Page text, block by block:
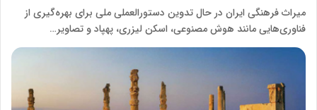
میراث فرهنگی ایران در حال تدوین دستورالعملی ملی برای بهره‌گیری از
فناوری‌هایی مانند هوش مصنوعی، اسکن لیزری، پهپاد و تصاویر…